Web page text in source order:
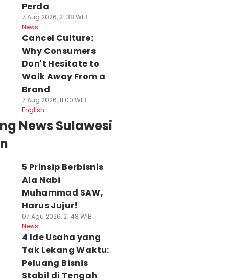
Perda
7 Aug 2026, 21:38 WIB
News
Cancel Culture:
Why Consumers
Don't Hesitate to
Walk Away From a
Brand
7 Aug 2026, 11:00 WIB
English
News Sulawesi
5 Prinsip Berbisnis
Ala Nabi
Muhammad SAW,
Harus Jujur!
07 Agu 2026, 21:48 WIB
News
4 Ide Usaha yang
Tak Lekang Waktu:
Peluang Bisnis
Stabil di Tengah